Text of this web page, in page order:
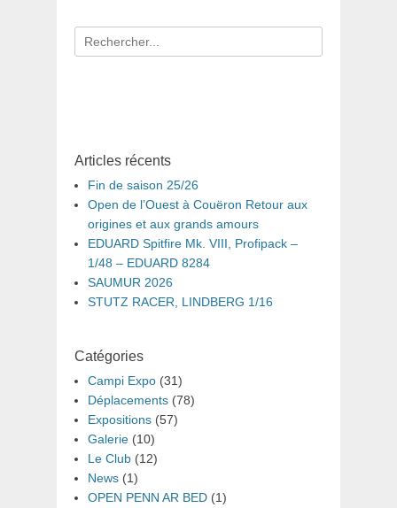
Recherche
pour
Articles récents
Fin de saison 25/26
Open de l’Ouest à Couëron Retour aux
origines et aux grands amours
EDUARD Spitfire Mk. VIII, Profipack –
1/48 – EDUARD 8284
SAUMUR 2026
STUTZ RACER, LINDBERG 1/16
Catégories
Campi Expo (31)
Déplacements (78)
Expositions (57)
Galerie (10)
Le Club (12)
News (1)
OPEN PENN AR BED (1)